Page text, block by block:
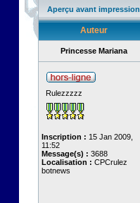
Aperçu avant impression
Auteur
Princesse Mariana
Rulezzzzz
Inscription : 15 Jan 2009,
11:52
Message(s) : 3688
Localisation : CPCrulez
botnews